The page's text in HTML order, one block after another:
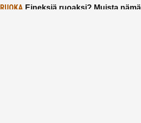
RUOKA Eineksiä ruoaksi? Muista nämä